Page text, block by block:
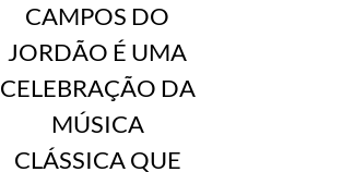
CAMPOS DO
JORDÃO É UMA
CELEBRAÇÃO DA
MÚSICA
CLÁSSICA QUE